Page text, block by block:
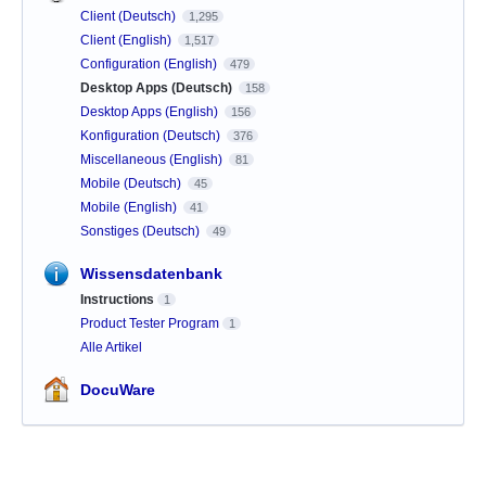
Client (Deutsch) 1,295
Client (English) 1,517
Configuration (English) 479
Desktop Apps (Deutsch) 158
Desktop Apps (English) 156
Konfiguration (Deutsch) 376
Miscellaneous (English) 81
Mobile (Deutsch) 45
Mobile (English) 41
Sonstiges (Deutsch) 49
Wissensdatenbank
Instructions 1
Product Tester Program 1
Alle Artikel
DocuWare